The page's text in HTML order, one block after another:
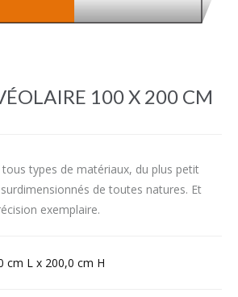
100 X 200 CM
types de matériaux, du plus petit
de toutes natures. Et
exemplaire.
cm L x 200,0 cm H